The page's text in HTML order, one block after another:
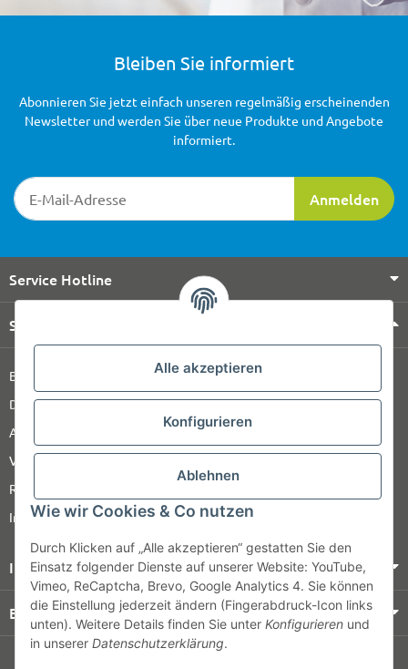
Alle akzeptieren
Konfigurieren
Ablehnen
Wie wir Cookies & Co nutzen
Durch Klicken auf „Alle akzeptieren“ gestatten Sie den
Einsatz folgender Dienste auf unserer Website: YouTube,
Vimeo, ReCaptcha, Brevo, Google Analytics 4. Sie können
die Einstellung jederzeit ändern (Fingerabdruck-Icon links
unten). Weitere Details finden Sie unter Konfigurieren und
in unserer Datenschutzerklärung.
Bleiben Sie informiert
Newsletter-Registrierung
Anmelden
Abonnieren Sie jetzt einfach unseren regelmäßig erscheinenden
Newsletter und werden Sie über neue Produkte und Angebote
informiert.
Service Hotline
Shop Service
Barrierefreiheitserklärung
Datenschutz
AGB
Versandinformationen
Retour
Impressum
Informationen
Bezahlung & Versand
© HOZ MEDI WERK